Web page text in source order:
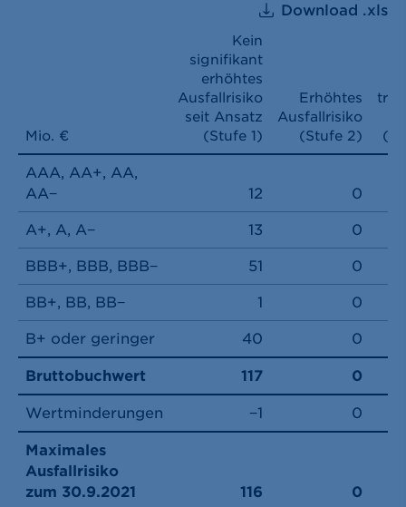
Download .xls
Mio. €
Kein
signifikant
erhöhtes
Ausfallrisiko
seit Ansatz
(Stufe 1)
Erhöhtes
Ausfallrisiko
(Stufe 2)
AAA, AA+, AA,
AA−
12 0
A+, A, A− 13 0
BBB+, BBB, BBB− 51 0
BB+, BB, BB− 1 0
B+ oder geringer 40 0
Bruttobuchwert 117 0
Wertminderungen −1 0
Maximales
Ausfallrisiko
zum 30.9.2021
116 0